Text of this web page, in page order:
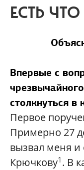
ЕСТЬ ЧТО
Впервые с
столкнуться в
Первое
Примерно 27
вызвал меня и
Крючкову1 . В